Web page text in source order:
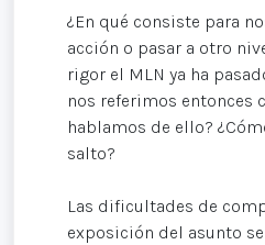
¿En qué consiste para
acción o pasar a otro
rigor el MLN ya ha
nos referimos entonces
hablamos de ello?
salto?
Las dificultades de
exposición del asunto